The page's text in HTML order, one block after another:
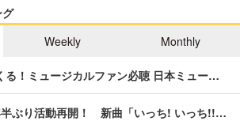
Weekly Monthly
る！ミュージカルファン必聴 日本ミュー…
ぶり活動再開！ 新曲「いっち! いっち!!…